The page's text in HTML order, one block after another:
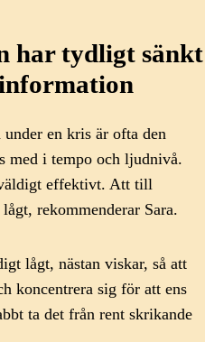
har tydligt sänkt
en kris är ofta den
med i tempo och ljudnivå.
effektivt. Att till
rekommenderar Sara.
lågt, nästan viskar, så att
koncentrera sig för att ens
ta det från rent skrikande